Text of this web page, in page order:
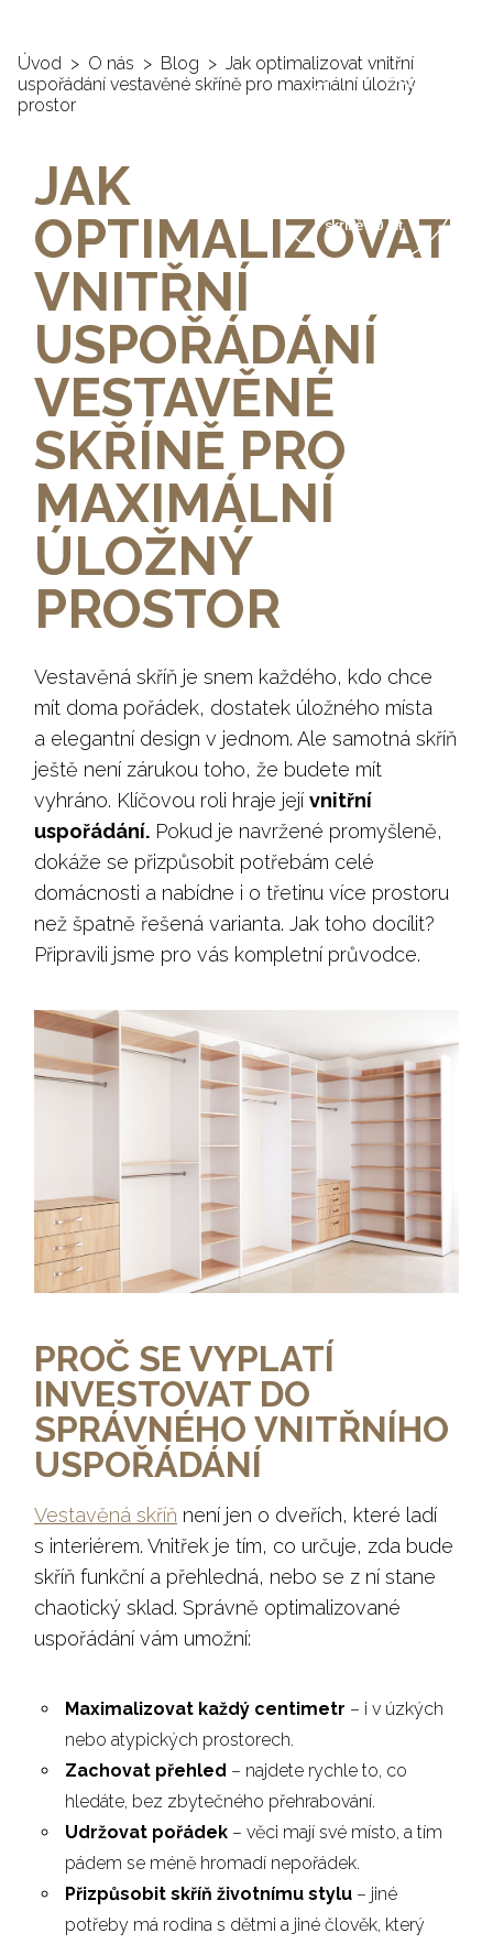
skříně 10 let
Úvod > O nás > Blog > Jak optimalizovat vnitřní
uspořádání vestavěné skříně pro maximální úložný
prostor
JAK
OPTIMALIZOVAT
VNITŘNÍ
USPOŘÁDÁNÍ
VESTAVĚNÉ
SKŘÍNĚ PRO
MAXIMÁLNÍ
ÚLOŽNÝ
PROSTOR
Vestavěná skříň je snem každého, kdo chce
mít doma pořádek, dostatek úložného místa
a elegantní design v jednom. Ale samotná skříň
ještě není zárukou toho, že budete mít
vyhráno. Klíčovou roli hraje její vnitřní
uspořádání. Pokud je navržené promyšleně,
dokáže se přizpůsobit potřebám celé
domácnosti a nabídne i o třetinu více prostoru
než špatně řešená varianta. Jak toho docílit?
Připravili jsme pro vás kompletní průvodce.
PROČ SE VYPLATÍ
INVESTOVAT DO
SPRÁVNÉHO VNITŘNÍHO
USPOŘÁDÁNÍ
Vestavěná skříň není jen o dveřích, které ladí
s interiérem. Vnitřek je tím, co určuje, zda bude
skříň funkční a přehledná, nebo se z ní stane
chaotický sklad. Správně optimalizované
uspořádání vám umožní:
Maximalizovat každý centimetr – i v úzkých
nebo atypických prostorech.
Zachovat přehled – najdete rychle to, co
hledáte, bez zbytečného přehrabování.
Udržovat pořádek – věci mají své místo, a tím
pádem se méně hromadí nepořádek.
Přizpůsobit skříň životnímu stylu – jiné
potřeby má rodina s dětmi a jiné člověk, který